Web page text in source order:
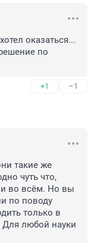
оказаться...
по
+1 –1
такие же
чуть что,
и во всём. Но вы
по поводу
только в
Для любой науки